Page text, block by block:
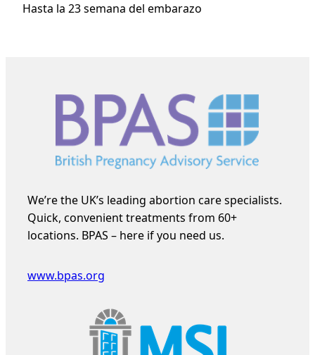
Hasta la 23 semana del embarazo
We’re the UK’s leading abortion care specialists.
Quick, convenient treatments from 60+
locations. BPAS – here if you need us.
www.bpas.org